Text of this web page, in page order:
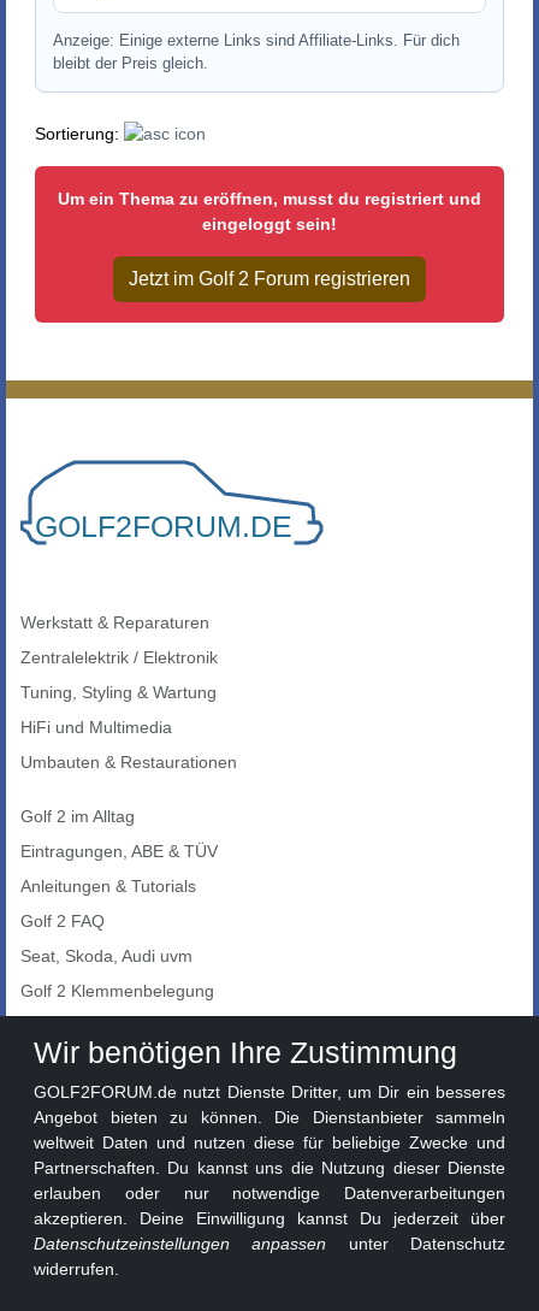
Anzeige: Einige externe Links sind Affiliate-Links. Für dich
bleibt der Preis gleich.
Sortierung:
Um ein Thema zu eröffnen, musst du registriert und
eingeloggt sein!
Jetzt im Golf 2 Forum registrieren
Werkstatt & Reparaturen
Zentralelektrik / Elektronik
Tuning, Styling & Wartung
HiFi und Multimedia
Umbauten & Restaurationen
Golf 2 im Alltag
Eintragungen, ABE & TÜV
Anleitungen & Tutorials
Golf 2 FAQ
Seat, Skoda, Audi uvm
Golf 2 Klemmenbelegung
Auto-Showroom
Golf 2 Lackcodes
Sonderversionen
Sonstige Marken
Wir benötigen Ihre Zustimmung
GOLF2FORUM.de nutzt Dienste Dritter, um Dir ein besseres
Angebot bieten zu können. Die Dienstanbieter sammeln
weltweit Daten und nutzen diese für beliebige Zwecke und
Partnerschaften. Du kannst uns die Nutzung dieser Dienste
erlauben oder nur notwendige Datenverarbeitungen
akzeptieren. Deine Einwilligung kannst Du jederzeit über
Datenschutzeinstellungen anpassen unter Datenschutz
widerrufen.